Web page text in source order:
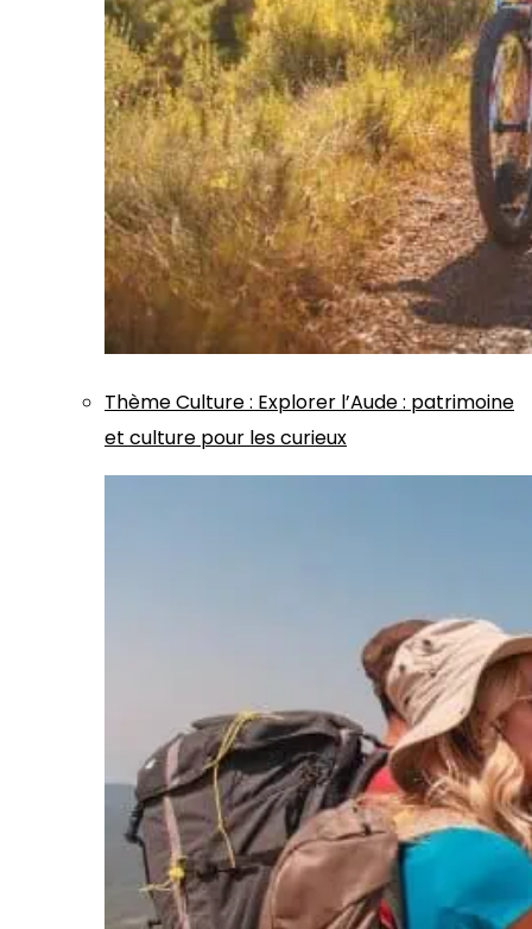
ThèmeCulture: Explorer l’Aude : patrimoine
et culture pour les curieux